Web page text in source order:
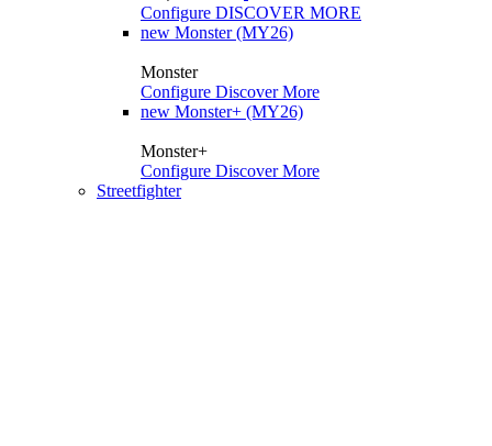
Configure DISCOVER MORE
new Monster (MY26)
Monster
Configure Discover More
new Monster+ (MY26)
Monster+
Configure Discover More
Streetfighter